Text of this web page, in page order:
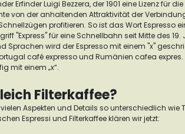
Erfinder Luigi Bezzera, der 1901 eine Lizenz für
von der anhaltenden Attraktivität der
profitieren. So ist das Wort Espresso
"Express" für eine Schnellbahn seit Mitte des
Sprachen wird der Espresso mit einem "x"
café expressound Rumänien cafea expres.
mit einem „x“.
Filterkaffee?
Aspekten und Details so unterschiedlich wie
Espressi und Filterkaffee klären wir jetzt: